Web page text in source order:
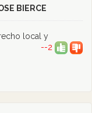
BIERCE
local y
--2